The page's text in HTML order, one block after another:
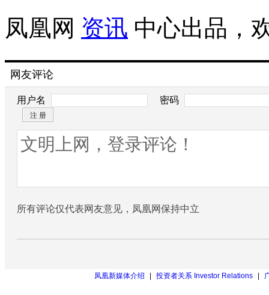
凤凰网 资讯 中心出品，
网友评论
用户名 密码
所有评论仅代表网友意见，凤凰网保持中立
凤凰新媒体介绍 投资者关系 Investor Relations